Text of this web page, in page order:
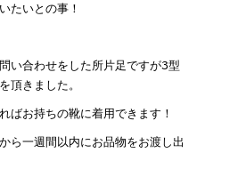
たいとの事！
い合わせをした所片足ですが3型
頂きました。
ばお持ちの靴に着用できます！
ら一週間以内にお品物をお渡し出